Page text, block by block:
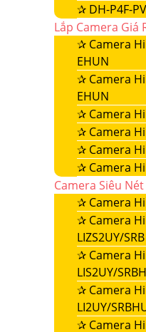
✰ DH-P4F-
Lắp Camera Giá
✰ Camera
EHUN
✰ Camera
EHUN
✰ Camera
✰ Camera
✰ Camera
✰ Camera
Camera Siêu Nét
✰ Camera
✰ Camera
LIZS2UY/SRB
✰ Camera
LIS2UY/
✰ Camera
LI2UY/
✰ Camera